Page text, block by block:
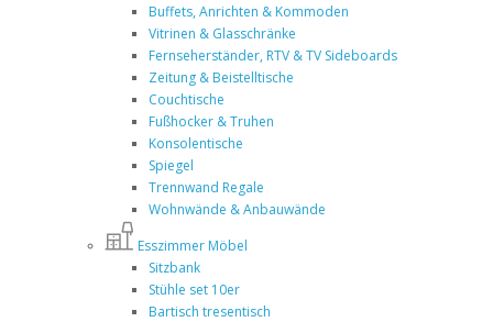
Buffets, Anrichten & Kommoden
Vitrinen & Glasschränke
Fernseherständer, RTV & TV Sideboards
Zeitung & Beistelltische
Couchtische
Fußhocker & Truhen
Konsolentische
Spiegel
Trennwand Regale
Wohnwände & Anbauwände
Esszimmer Möbel
Sitzbank
Stühle set 10er
Bartisch tresentisch